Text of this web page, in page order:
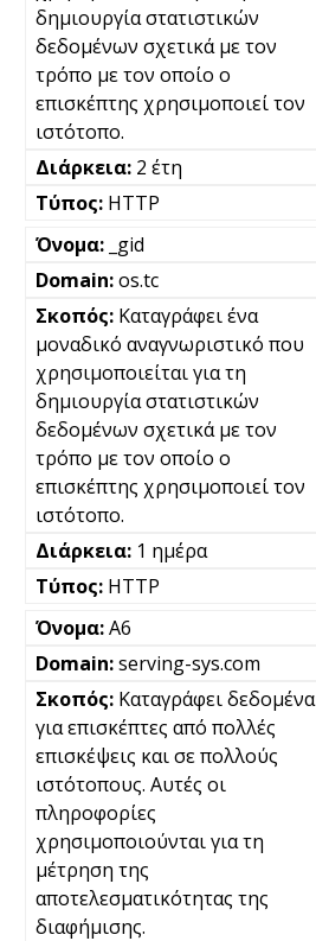
δημιουργία στατιστικών
δεδομένων σχετικά με τον
τρόπο με τον οποίο ο
επισκέπτης χρησιμοποιεί τον
ιστότοπο.
2 έτη
HTTP
_gid
os.tc
Καταγράφει ένα
μοναδικό αναγνωριστικό που
χρησιμοποιείται για τη
δημιουργία στατιστικών
δεδομένων σχετικά με τον
τρόπο με τον οποίο ο
επισκέπτης χρησιμοποιεί τον
ιστότοπο.
1 ημέρα
HTTP
A6
serving-sys.com
Καταγράφει δεδομένα
για επισκέπτες από πολλές
επισκέψεις και σε πολλούς
ιστότοπους. Αυτές οι
πληροφορίες
χρησιμοποιούνται για τη
μέτρηση της
αποτελεσματικότητας της
διαφήμισης.